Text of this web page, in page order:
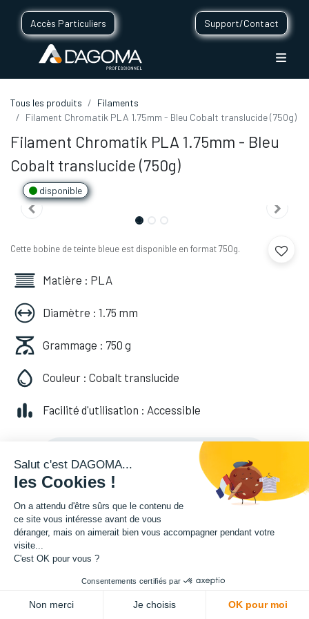
Accès Particuliers Support/Contact
Tous les produits
Filaments
Filament Chromatik PLA 1.75mm - Bleu Cobalt translucide (750g)
Filament Chromatik PLA 1.75mm - Bleu
Cobalt translucide (750g)
disponible
Cette bobine de teinte bleue est disponible en format 750g.
Matière : PLA
Diamètre : 1.75 mm
Grammage : 750 g
Couleur : Cobalt translucide
Facilité d'utilisation : Accessible
20,82€HT
(20,82 TVA comprise)
Salut c'est DAGOMA...
les Cookies !
On a attendu d'être sûrs que le contenu de
ce site vous intéresse avant de vous
déranger, mais on aimerait bien vous accompagner pendant votre
visite...
C'est OK pour vous ?
Consentements certifiés par
Non merci Je choisis OK pour moi